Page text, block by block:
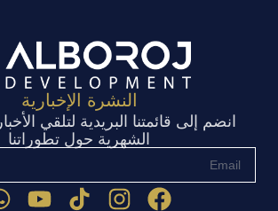
النشرة الإخبارية
انضم إلى قائمتنا البريدية لتلقي
الشهرية حول تطوراتنا
البريد
الإلكتروني F
I
Y